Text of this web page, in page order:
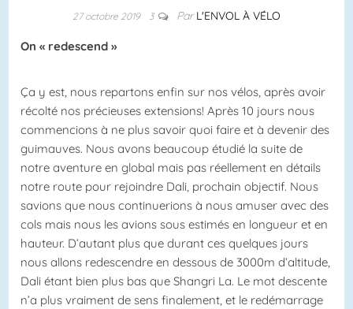
27 octobre 2019 3 ParL'ENVOL À VÉLO
On « redescend »
Ça y est, nous repartons enfin sur nos vélos, après avoir
récolté nos précieuses extensions! Après 10 jours nous
commencions à ne plus savoir quoi faire et à devenir des
guimauves. Nous avons beaucoup étudié la suite de
notre aventure en global mais pas réellement en détails
notre route pour rejoindre Dali, prochain objectif. Nous
savions que nous continuerions à nous amuser avec des
cols mais nous les avions sous estimés en longueur et en
hauteur. D’autant plus que durant ces quelques jours
nous allons redescendre en dessous de 3000m d’altitude,
Dali étant bien plus bas que Shangri La. Le mot descente
n’a plus vraiment de sens finalement, et le redémarrage